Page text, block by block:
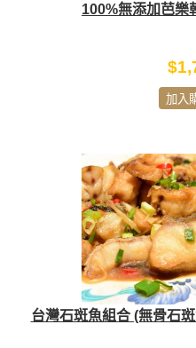
100%無添加芭樂
加入
台灣石斑魚組合 (無骨石